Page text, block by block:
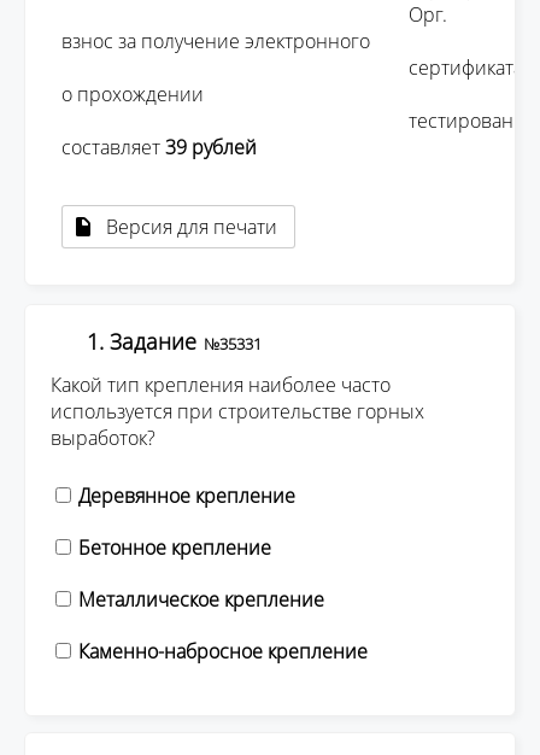
взнос за получение электронного
о прохождении
составляет 39 рублей
Версия для печати
1. Задание №35331
Какой тип крепления наиболее часто
используется при строительстве горных
выработок?
Деревянное крепление
Бетонное крепление
Металлическое крепление
Каменно-набросное крепление